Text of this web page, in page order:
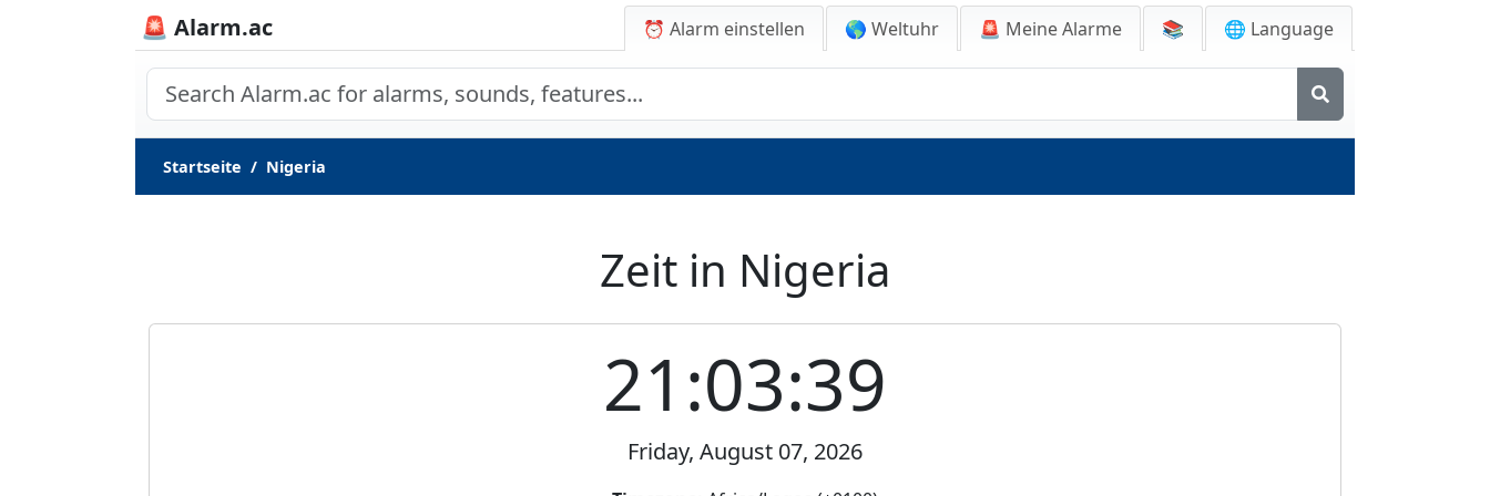
🚨 Alarm.ac ⏰ Alarm einstellen 🌎 Weltuhr 🚨 Meine Alarme 📚 🌐 Language
Startseite Nigeria
Zeit in Nigeria
21:03:39
Friday, August 07, 2026